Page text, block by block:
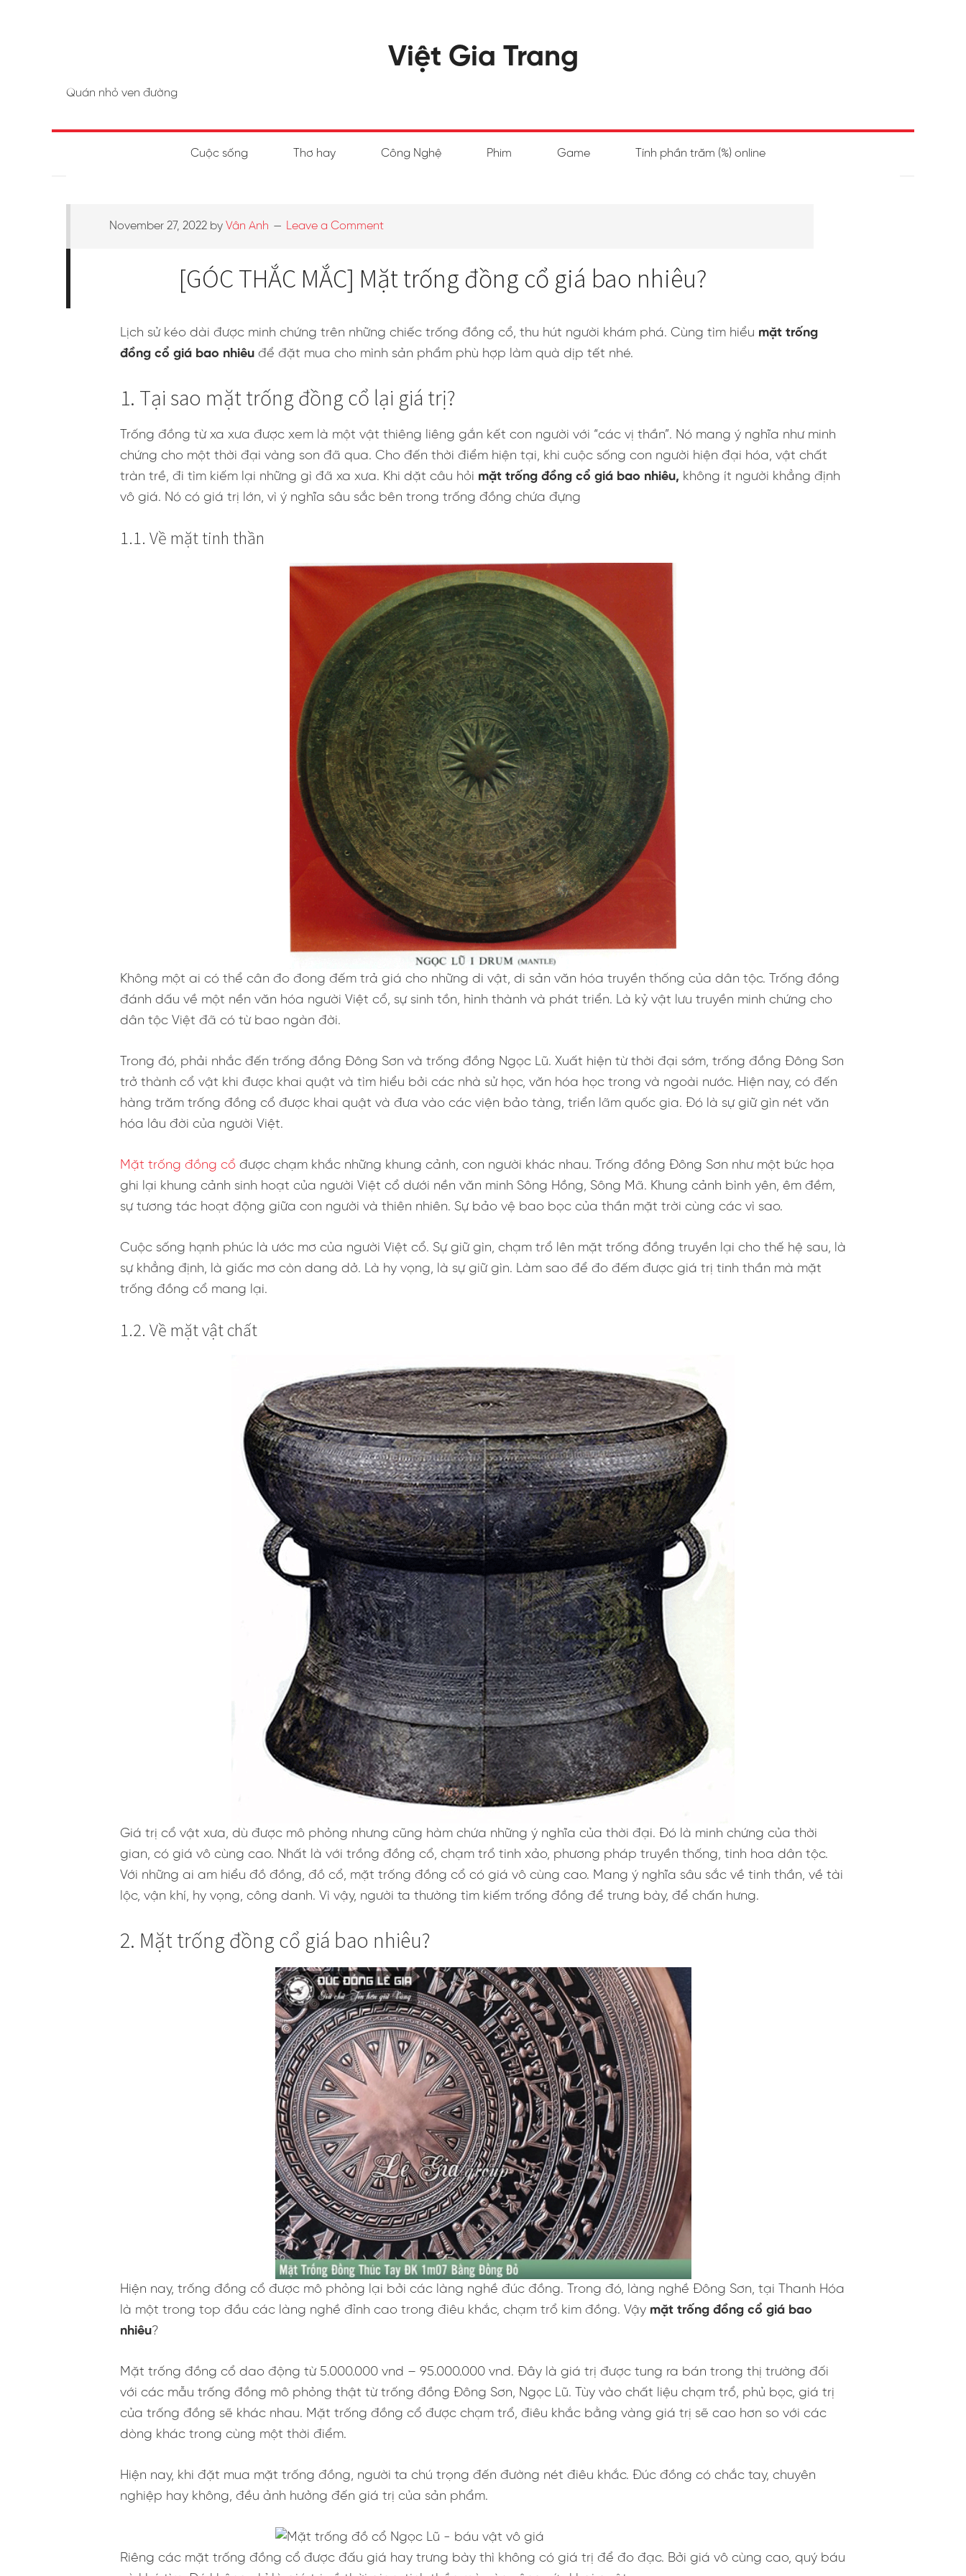
Việt Gia Trang
Quán nhỏ ven đường
Cuộc sống Thơ hay Công Nghệ Phim Game Tính phần trăm (%) online
November 27, 2022 by Vân Anh Leave a Comment
[GÓC THẮC MẮC] Mặt trống đồng cổ giá bao nhiêu?
Lịch sử kéo dài được minh chứng trên những chiếc trống đồng cổ, thu hút người khám phá. Cùng tìm hiểu mặt trống
đồng cổ giá bao nhiêu để đặt mua cho mình sản phẩm phù hợp làm quà dịp tết nhé.
1. Tại sao mặt trống đồng cổ lại giá trị?
Trống đồng từ xa xưa được xem là một vật thiêng liêng gắn kết con người với “các vị thần”. Nó mang ý nghĩa như minh
chứng cho một thời đại vàng son đã qua. Cho đến thời điểm hiện tại, khi cuộc sống con người hiện đại hóa, vật chất
tràn trề, đi tìm kiếm lại những gì đã xa xưa. Khi dặt câu hỏi mặt trống đồng cổ giá bao nhiêu, không ít người khẳng định
vô giá. Nó có giá trị lớn, vì ý nghĩa sâu sắc bên trong trống đồng chứa đựng
1.1. Về mặt tinh thần
Không một ai có thể cân đo đong đếm trả giá cho những di vật, di sản văn hóa truyền thống của dân tộc. Trống đồng
đánh dấu về một nền văn hóa người Việt cổ, sự sinh tồn, hình thành và phát triển. Là kỷ vật lưu truyền minh chứng cho
dân tộc Việt đã có từ bao ngàn đời.
Trong đó, phải nhắc đến trống đồng Đông Sơn và trống đồng Ngọc Lũ. Xuất hiện từ thời đại sớm, trống đồng Đông Sơn
trở thành cổ vật khi được khai quật và tìm hiểu bởi các nhà sử học, văn hóa học trong và ngoài nước. Hiện nay, có đến
hàng trăm trống đồng cổ được khai quật và đưa vào các viện bảo tàng, triển lãm quốc gia. Đó là sự giữ gìn nét văn
hóa lâu đời của người Việt.
Mặt trống đồng cổ được chạm khắc những khung cảnh, con người khác nhau. Trống đồng Đông Sơn như một bức họa
ghi lại khung cảnh sinh hoạt của người Việt cổ dưới nền văn minh Sông Hồng, Sông Mã. Khung cảnh bình yên, êm đềm,
sự tương tác hoạt động giữa con người và thiên nhiên. Sự bảo vệ bao bọc của thần mặt trời cùng các vì sao.
Cuộc sống hạnh phúc là ước mơ của người Việt cổ. Sự giữ gìn, chạm trổ lên mặt trống đồng truyền lại cho thế hệ sau, là
sự khẳng định, là giấc mơ còn dang dở. Là hy vọng, là sự giữ gìn. Làm sao để đo đếm được giá trị tinh thần mà mặt
trống đồng cổ mang lại.
1.2. Về mặt vật chất
Giá trị cổ vật xưa, dù được mô phỏng nhưng cũng hàm chứa những ý nghĩa của thời đại. Đó là minh chứng của thời
gian, có giá vô cùng cao. Nhất là với trồng đồng cổ, chạm trổ tinh xảo, phương pháp truyền thống, tinh hoa dân tộc.
Với những ai am hiểu đồ đồng, đồ cổ, mặt trống đồng cổ có giá vô cùng cao. Mang ý nghĩa sâu sắc về tinh thần, về tài
lộc, vận khí, hy vọng, công danh. Vì vậy, người ta thường tìm kiếm trống đồng để trưng bày, để chấn hưng.
2. Mặt trống đồng cổ giá bao nhiêu?
Hiện nay, trống đồng cổ được mô phỏng lại bởi các làng nghề đúc đồng. Trong đó, làng nghề Đông Sơn, tại Thanh Hóa
là một trong top đầu các làng nghề đỉnh cao trong điêu khắc, chạm trổ kim đồng. Vậy mặt trống đồng cổ giá bao
nhiêu?
Mặt trống đồng cổ dao động từ 5.000.000 vnd – 95.000.000 vnd. Đây là giá trị được tung ra bán trong thị trường đối
với các mẫu trống đồng mô phỏng thật từ trống đồng Đông Sơn, Ngọc Lũ. Tùy vào chất liệu chạm trổ, phủ bọc, giá trị
của trống đồng sẽ khác nhau. Mặt trống đồng cổ được chạm trổ, điêu khắc bằng vàng giá trị sẽ cao hơn so với các
dòng khác trong cùng một thời điểm.
Hiện nay, khi đặt mua mặt trống đồng, người ta chú trọng đến đường nét điêu khắc. Đúc đồng có chắc tay, chuyên
nghiệp hay không, đều ảnh hưởng đến giá trị của sản phẩm.
Riêng các mặt trống đồng cổ được đấu giá hay trưng bày thì không có giá trị để đo đạc. Bởi giá vô cùng cao, quý báu